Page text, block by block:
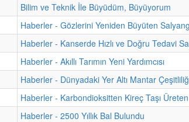
Bilim ve Teknik İle Büyüdüm, Büyüyorum
Haberler - Gözlerini Yeniden Büyüten
Haberler - Kanserde Hızlı ve Doğru Tedavi
Haberler - Akıllı Tarımın Yeni Yardımcısı
Haberler - Dünyadaki Yer Altı Mantar
Haberler - Karbondioksitten Kireç Taşı
Haberler - 2500 Yıllık Bal Bulundu